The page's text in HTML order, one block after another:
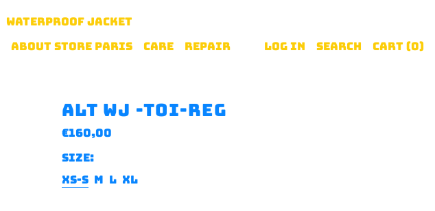
WATERPROOF JACKET
ABOUT STORE PARIS CARE
REPAIR
Log in Search Cart (0)
ALT WJ -Toi-reg
Regular
€160,00
Size:
XS-S M L XL